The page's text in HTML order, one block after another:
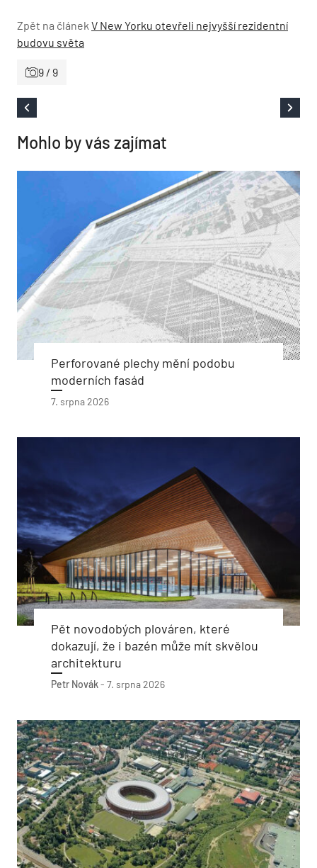
Zpět na článek V New Yorku otevřeli nejvyšší rezidentní
budovu světa
9 / 9
Mohlo by vás zajímat
Perforované plechy mění podobu
moderních fasád
7. srpna 2026
Pět novodobých plováren, které
dokazují, že i bazén může mít skvělou
architekturu
Petr Novák- 7. srpna 2026